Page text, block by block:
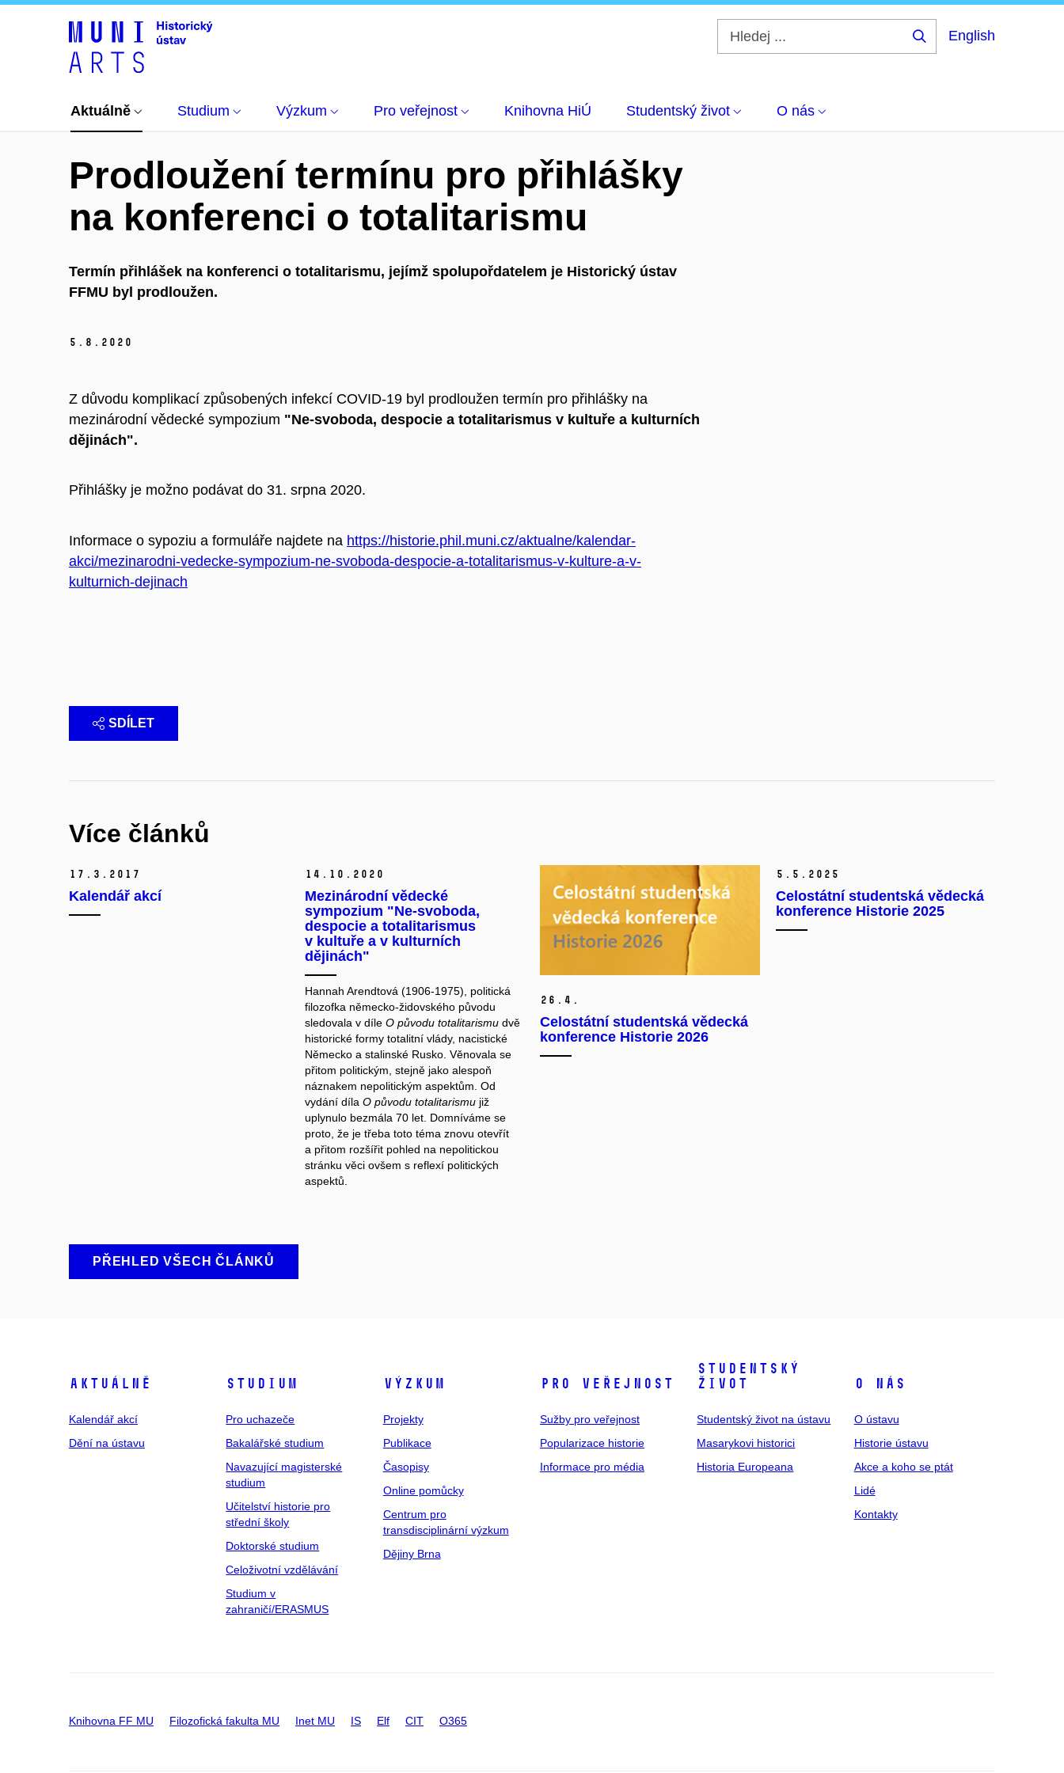
English
Aktuálně Studium Výzkum Pro veřejnost Knihovna HiÚ Studentský život O nás
Prodloužení termínu pro přihlášky
na konferenci o totalitarismu
Termín přihlášek na konferenci o totalitarismu, jejímž spolupořdatelem je Historický ústav
FFMU byl prodloužen.
5. 8. 2020
Z důvodu komplikací způsobených infekcí COVID-19 byl prodloužen termín pro přihlášky na
mezinárodní vědecké sympozium "Ne-svoboda, despocie a totalitarismus v kultuře a kulturních
dějinách".
Přihlášky je možno podávat do 31. srpna 2020.
Informace o sypoziu a formuláře najdete na https://historie.phil.muni.cz/aktualne/kalendar-
akci/mezinarodni-vedecke-sympozium-ne-svoboda-despocie-a-totalitarismus-v-kulture-a-v-
kulturnich-dejinach
SDÍLET
Více článků
17. 3. 2017
Kalendář akcí
14. 10. 2020
Mezinárodní vědecké
sympozium "Ne-svoboda,
despocie a totalitarismus
v kultuře a v kulturních
dějinách"
Hannah Arendtová (1906-1975), politická
filozofka německo-židovského původu
sledovala v díle O původu totalitarismudvě
historické formy totalitní vlády, nacistické
Německo a stalinské Rusko. Věnovala se
přitom politickým, stejně jako alespoň
náznakem nepolitickým aspektům. Od
vydání díla O původu totalitarismu již
uplynulo bezmála 70 let. Domníváme se
proto, že je třeba toto téma znovu otevřít
a přitom rozšířit pohled na nepolitickou
stránku věci ovšem s reflexí politických
aspektů.
26. 4.
Celostátní studentská vědecká
konference Historie 2026
5. 5. 2025
Celostátní studentská vědecká
konference Historie 2025
PŘEHLED VŠECH ČLÁNKŮ
Aktuálně
Kalendář akcí
Dění na ústavu
Studium
Pro uchazeče
Bakalářské studium
Navazující magisterské
studium
Učitelství historie pro
střední školy
Doktorské studium
Celoživotní vzdělávání
Studium v
zahraničí/ERASMUS
Výzkum
Projekty
Publikace
Časopisy
Online pomůcky
Centrum pro
transdisciplinární výzkum
Dějiny Brna
Pro veřejnost
Sužby pro veřejnost
Popularizace historie
Informace pro média
Studentský
život
Studentský život na ústavu
Masarykovi historici
Historia Europeana
O nás
O ústavu
Historie ústavu
Akce a koho se ptát
Lidé
Kontakty
Knihovna FF MU Filozofická fakulta MU Inet MU IS Elf CIT O365